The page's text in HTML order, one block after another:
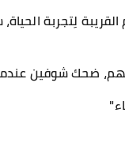
لِتجربة
ضحك شوفين